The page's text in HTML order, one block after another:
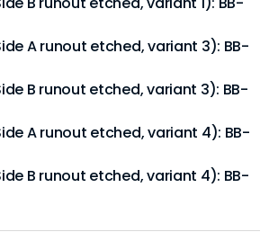
A runout etched, variant 3): BB-
B runout etched, variant 3): BB-
A runout etched, variant 4): BB-
B runout etched, variant 4): BB-